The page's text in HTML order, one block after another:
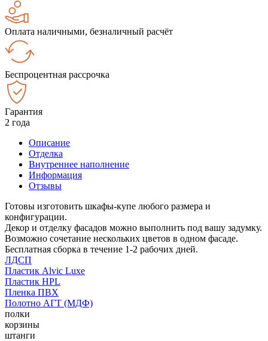
Оплата наличными, безналичный расчёт
Беспроцентная рассрочка
Гарантия
2 года
Описание
Отделка
Внутреннее наполнение
Информация
Отзывы
Готовы изготовить шкафы-купе любого размера и
конфигурации.
Декор и отделку фасадов можно выполнить под вашу задумку.
Возможно сочетание нескольких цветов в одном фасаде.
Бесплатная сборка в течение 1-2 рабочих дней.
ЛДСП
Пластик Alvic Luxe
Пластик HPL
Пленка ПВХ
Полотно АГТ (МДФ)
полки
корзины
штанги